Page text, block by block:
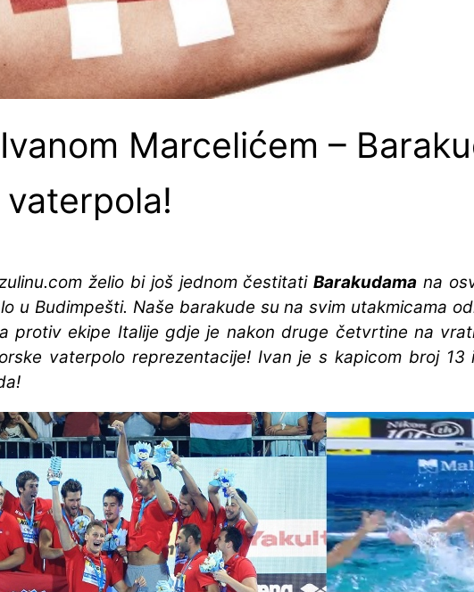
Marcelićem –
želio bi još jednom čestitatiBarakudama na
u Budimpešti. Naše barakude su na svim utakmicama
protiv ekipe Italije gdje je nakon druge četvrtine na
vaterpolo reprezentacije! Ivan je s kapicom broj